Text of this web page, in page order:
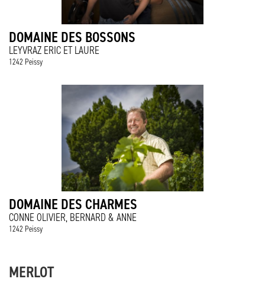
DOMAINE DES BOSSONS
LEYVRAZ ERIC ET LAURE
1242 Peissy
DOMAINE DES CHARMES
CONNE OLIVIER, BERNARD & ANNE
1242 Peissy
MERLOT